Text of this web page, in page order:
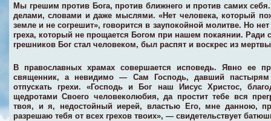
Мы грешим против Бога, против ближнего и против самих
делами, словами и даже мыслями. «Нет человека, который
земле и не согрешит», говорится в заупокойной молитве. Но нет
греха, который не прощается Богом при нашем покаянии. Ради
грешников Бог стал человеком, был распят и воскрес из
В православных храмах совершается исповедь. Явно ее
священник, а невидимо — Сам Господь, давший пастырям
отпускать грехи. «Господь и Бог наш Иисус Христос,
щедротами Своего человеколюбия, да простит тебе вся
твоя, и я, недостойный иерей, властью Его, мне данною,
разрешаю тебя от всех грехов твоих», — свидетельствует